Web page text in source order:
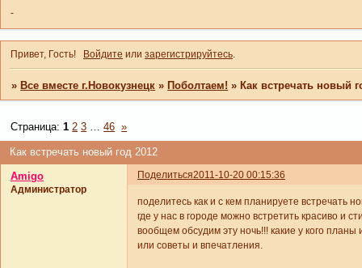
-
Привет, Гость! Войдите или зарегистрируйтесь.
»Все вместе г.Новокузнецк »Поболтаем! »Как встречать новый
Как встречать новый год 2012
Страница:1 2 3 … 46 »
Поделиться2011-10-20 00:15:36
Amigo
Администратор
поделитесь как и с кем планируете встречать
где у нас в городе можно встретить красиво и
вообщем обсудим эту ночь!!! какие у кого планы
или советы и впечатления.